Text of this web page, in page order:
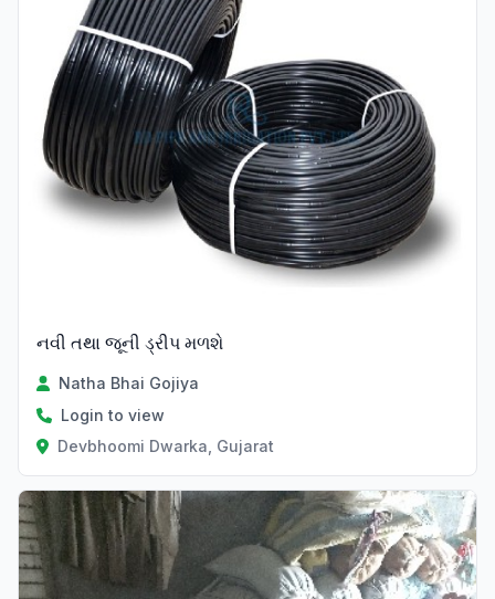
નવી તથા જૂની ડ્રીપ મળશે
Natha Bhai Gojiya
Login to view
Devbhoomi Dwarka, Gujarat